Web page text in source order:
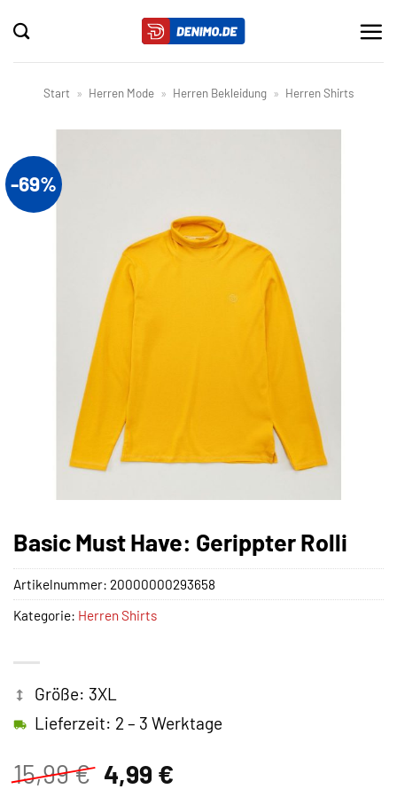
Inhalt
springen
Start » Herren Mode » Herren Bekleidung » Herren Shirts
-69%
Basic Must Have: Gerippter Rolli
15,99€ Ursprünglicher
4,99 €Aktueller
Größe: 3XL
Lieferzeit: 2 – 3 Werktage
Artikelnummer: 20000000293658
Kategorie: Herren Shirts